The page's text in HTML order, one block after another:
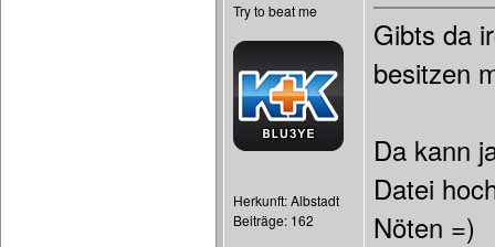
Try to beat me
Herkunft: Albstadt
Beiträge: 162
Gibts da
besitzen
Da kann
Datei
Nöten =)